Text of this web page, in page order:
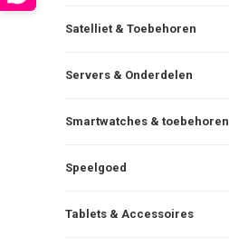
Satelliet & Toebehoren
Servers & Onderdelen
Smartwatches & toebehoren
Speelgoed
Tablets & Accessoires